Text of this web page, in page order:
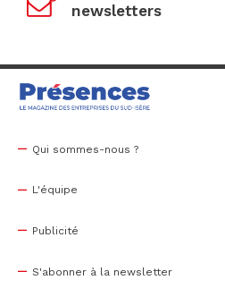
newsletters
Qui sommes-nous ?
L'équipe
Publicité
S'abonner à la newsletter